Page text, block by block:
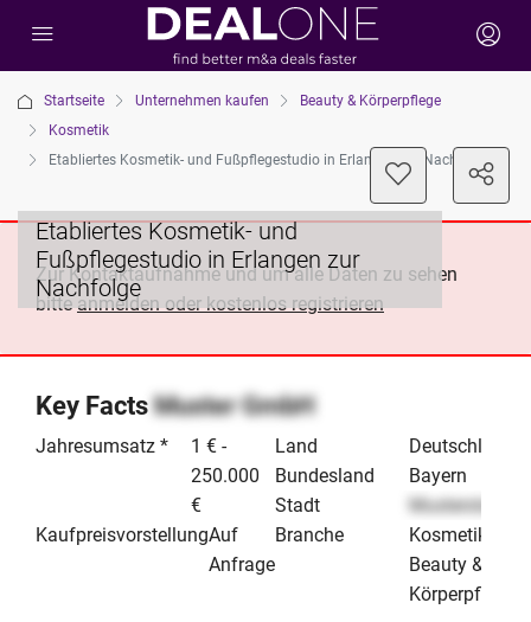
Startseite Unternehmen kaufen
Beauty & Körperpflege
Kosmetik
Etabliertes Kosmetik- und Fußpflegestudio in Erlangen zur Nachfolge
Etabliertes Kosmetik- und
Fußpflegestudio in Erlangen zur
Nachfolge
Zur Kontaktaufnahme und um alle Daten zu sehen
bitteanmelden oder kostenlos registrieren
Key FactsMuster GmbH
Jahresumsatz *
1 € -
250.000
€
KaufpreisvorstellungAuf
Anfrage
Land
Deutschland
Bundesland
Bayern
Stadt
Musterstadt
Branche
Kosmetik
Beauty &
Körperpflege